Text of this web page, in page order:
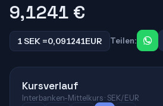
9,1241 €
1 SEK =0,091241EUR Teilen:
Kursverlauf
Interbanken-Mittelkurs · SEK/EUR